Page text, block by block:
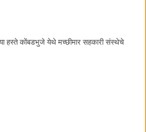
हस्ते कोंबडभुजे येथे मच्छीमार सहकारी संस्थेचे